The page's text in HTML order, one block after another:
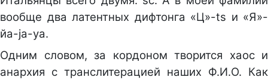
вообще два латентных дифтонга «Ц»-ts и «Я»-
йа-ja-ya.
Одним словом, за кордоном творится хаос и
анархия с транслитерацией наших Ф.И.О. Как